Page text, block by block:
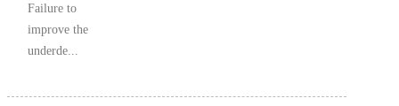
Failure to
improve the
underde...